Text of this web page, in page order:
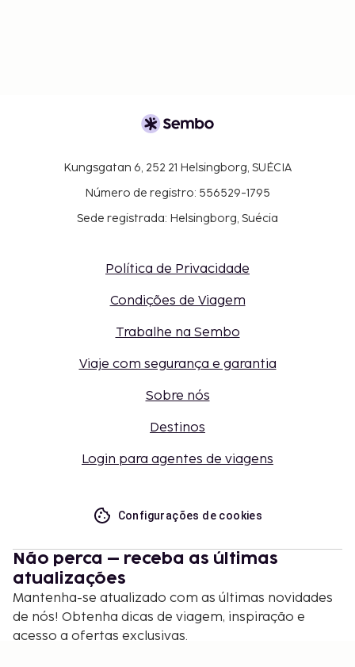
Kungsgatan 6, 252 21 Helsingborg, SUÉCIA
Número de registro: 556529-1795
Sede registrada: Helsingborg, Suécia
Política de Privacidade
Condições de Viagem
Trabalhe na Sembo
Viaje com segurança e garantia
Sobre nós
Destinos
Login para agentes de viagens
Configurações de cookies
Não perca – receba as últimas
atualizações
Mantenha-se atualizado com as últimas novidades
de nós! Obtenha dicas de viagem, inspiração e
acesso a ofertas exclusivas.